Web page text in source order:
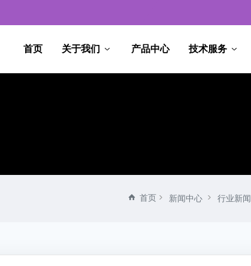
首页 关于我们 产品中心 技术服务
首页 新闻中心 行业新闻